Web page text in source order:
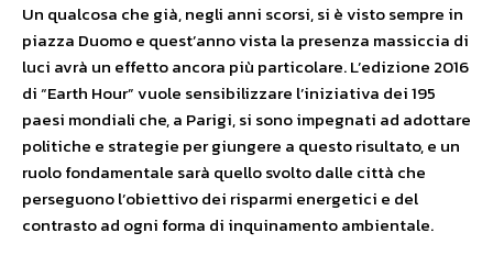
Un qualcosa che già, negli anni scorsi, si è visto sempre in
piazza Duomo e quest’anno vista la presenza massiccia di
luci avrà un effetto ancora più particolare. L’edizione 2016
di “Earth Hour” vuole sensibilizzare l’iniziativa dei 195
paesi mondiali che, a Parigi, si sono impegnati ad adottare
politiche e strategie per giungere a questo risultato, e un
ruolo fondamentale sarà quello svolto dalle città che
perseguono l’obiettivo dei risparmi energetici e del
contrasto ad ogni forma di inquinamento ambientale.